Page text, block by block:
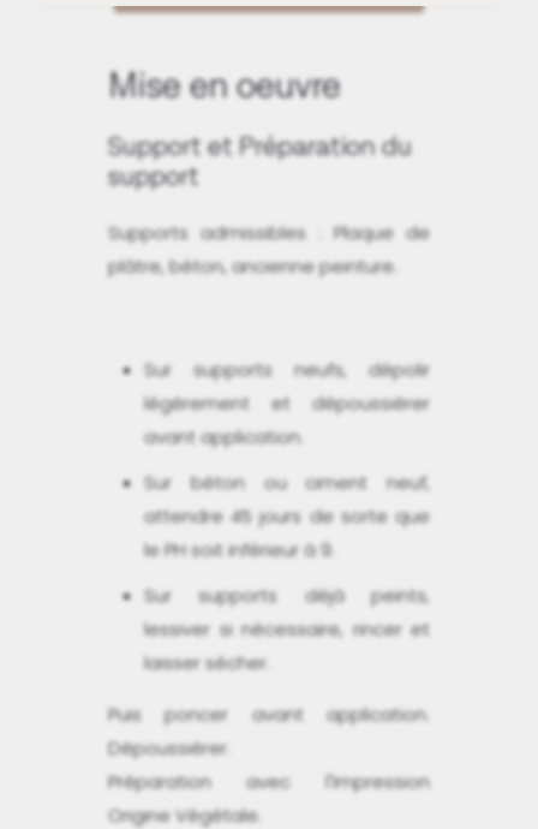
Mise en oeuvre
Support et Préparation du
support
Supports admissibles : Plaque de
plâtre, béton, ancienne peinture.
Sur supports neufs, dépolir
légèrement et dépoussiérer
avant application.
Sur béton ou ciment neuf,
attendre 45 jours de sorte que
le PH soit inférieur à 9.
Sur supports déjà peints,
lessiver si nécessaire, rincer et
laisser sécher.
Puis poncer avant application.
Dépoussiérer.
Préparation avec l'Impression
Origine Végétale.